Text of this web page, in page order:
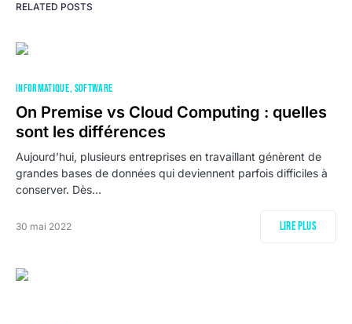
RELATED POSTS
INFORMATIQUE SOFTWARE
On Premise vs Cloud Computing : quelles
sont les différences
Aujourd’hui, plusieurs entreprises en travaillant génèrent de
grandes bases de données qui deviennent parfois difficiles à
conserver. Dès…
30 mai 2022 Lire plus